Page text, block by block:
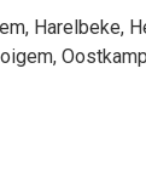
, Harelbeke,
, Oostkamp